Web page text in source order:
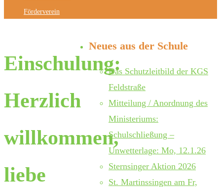
Förderverein
Einschulung:
Herzlich
willkommen,
liebe
Neues aus der Schule
Das Schutzleitbild der KGS
Feldstraße
Mitteilung / Anordnung des
Ministeriums:
Schulschließung –
Unwetterlage: Mo, 12.1.26
Sternsinger Aktion 2026
St. Martinssingen am Fr,